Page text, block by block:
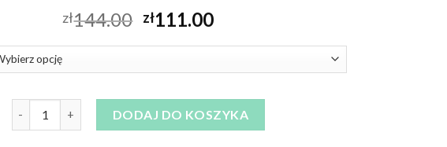
zł144.00 zł111.00
DODAJ DO KOSZYKA